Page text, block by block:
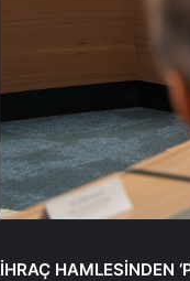
İHRAÇ HAMLESİNDEN